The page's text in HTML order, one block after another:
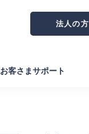
法人の方
お客さまサポート